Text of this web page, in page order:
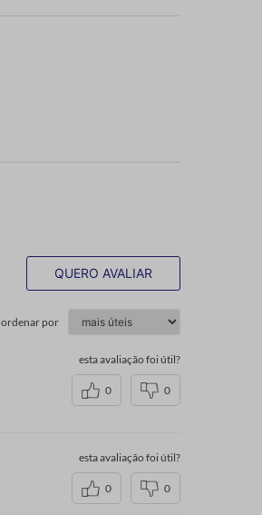
QUERO AVALIAR
ordenar por
esta avaliação foi útil?
0 0
esta avaliação foi útil?
0 0